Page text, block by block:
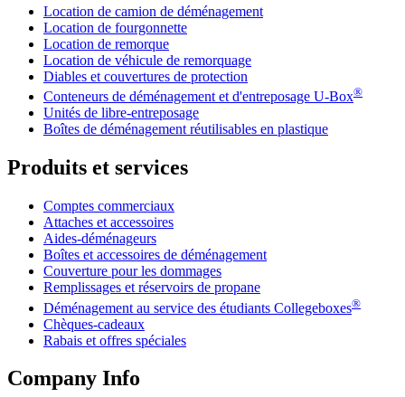
Location de camion de déménagement
Location de fourgonnette
Location de remorque
Location de véhicule de remorquage
Diables et couvertures de protection
Conteneurs de déménagement et d'entreposage U-Box®
Unités de libre-entreposage
Boîtes de déménagement réutilisables en plastique
Produits et services
Comptes commerciaux
Attaches et accessoires
Aides-déménageurs
Boîtes et accessoires de déménagement
Couverture pour les dommages
Remplissages et réservoirs de propane
Déménagement au service des étudiants Collegeboxes®
Chèques-cadeaux
Rabais et offres spéciales
Company Info